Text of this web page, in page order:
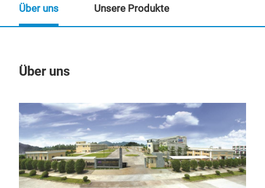
Über uns
Über uns Unsere Produkte